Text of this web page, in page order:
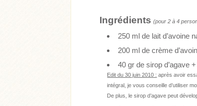
Ingrédients (pour 2 à 4
250 ml de lait d’avoine
200 ml de crème
40 gr de sirop d’agave
Edit du 30 juin 2010 : après avoir
intégral, je vous conseille d’utiliser
De plus, le sirop d’agave peut